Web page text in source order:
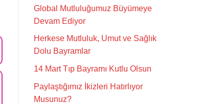
Global Mutluluğumuz Büyümeye
Devam Ediyor
Herkese Mutluluk, Umut ve Sağlık
Dolu Bayramlar
14 Mart Tıp Bayramı Kutlu Olsun
Paylaştığımız İkizleri Hatırlıyor
Musunuz?